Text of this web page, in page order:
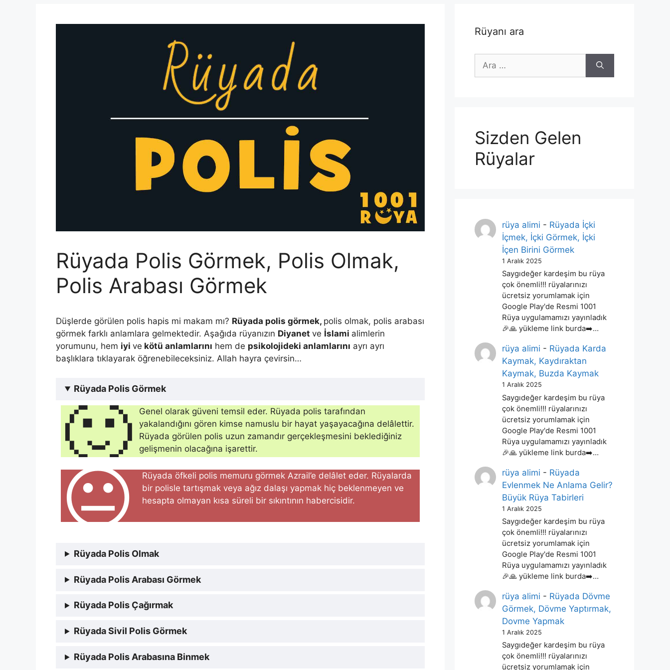
Rüyada Polis Görmek, Polis Olmak,
Polis Arabası Görmek
Düşlerde görülen polis hapis mi makam mı? Rüyada polis görmek, polis olmak, polis arabası
görmek farklı anlamlara gelmektedir. Aşağıda rüyanızın Diyanet ve İslami alimlerin
yorumunu, hem iyi ve kötü anlamlarını hem de psikolojideki anlamlarını ayrı ayrı
başlıklara tıklayarak öğrenebileceksiniz. Allah hayra çevirsin…
Rüyada Polis Görmek
🙂
Genel olarak güveni temsil eder. Rüyada polis tarafından
yakalandığını gören kim­se namuslu bir hayat yaşayacağına delâlettir.
Rüyada görülen polis uzun zamandır gerçekleşmesini beklediğiniz
gelişmenin olacağına işarettir.
😐
Rüyada öfkeli polis memuru görmek Azrail’e delâlet eder. Rüyalarda
bir polisle tartışmak veya ağız dalaşı yapmak hiç beklenmeyen ve
hesapta olmayan kısa süreli bir sıkıntının habercisidir.
Rüyada Polis Olmak
Rüyada Polis Arabası Görmek
Rüyada Polis Çağırmak
Rüyada Sivil Polis Görmek
Rüyada Polis Arabasına Binmek
Rüyanı ara
için
Sizden Gelen
Rüyalar
rüya alimi - Rüyada İçki
İçmek, İçki Görmek, İçki
İçen Birini Görmek
1 Aralık 2025
Saygıdeğer kardeşim bu rüya
çok önemli!!! rüyalarınızı
ücretsiz yorumlamak için
Google Play'de Resmi 1001
Rüya uygulamamızı yayınladık
🎉🙏 yükleme link burda➡️…
rüya alimi - Rüyada Karda
Kaymak, Kaydıraktan
Kaymak, Buzda Kaymak
1 Aralık 2025
Saygıdeğer kardeşim bu rüya
çok önemli!!! rüyalarınızı
ücretsiz yorumlamak için
Google Play'de Resmi 1001
Rüya uygulamamızı yayınladık
🎉🙏 yükleme link burda➡️…
rüya alimi - Rüyada
Evlenmek Ne Anlama Gelir?
Büyük Rüya Tabirleri
1 Aralık 2025
Saygıdeğer kardeşim bu rüya
çok önemli!!! rüyalarınızı
ücretsiz yorumlamak için
Google Play'de Resmi 1001
Rüya uygulamamızı yayınladık
🎉🙏 yükleme link burda➡️…
rüya alimi - Rüyada Dövme
Görmek, Dövme Yaptırmak,
Dovme Yapmak
1 Aralık 2025
Saygıdeğer kardeşim bu rüya
çok önemli!!! rüyalarınızı
ücretsiz yorumlamak için